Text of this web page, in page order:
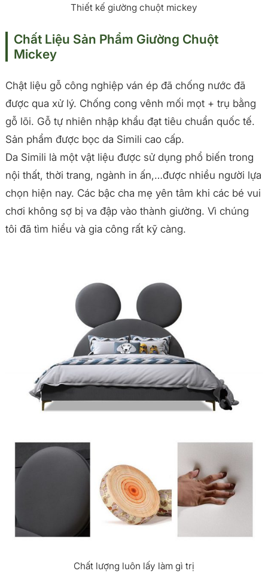
Thiết kế giường chuột mickey
Chất Liệu Sản Phẩm Giường Chuột
Mickey
Chật liệu gỗ công nghiệp ván ép đã chống nước đã
được qua xử lý. Chống cong vênh mối mọt + trụ bằng
gỗ lõi. Gỗ tự nhiên nhập khẩu đạt tiêu chuẩn quốc tế.
Sản phẩm được bọc da Simili cao cấp.
Da Simili là một vật liệu được sử dụng phổ biến trong
nội thất, thời trang, ngành in ấn,…được nhiều người lựa
chọn hiện nay. Các bậc cha mẹ yên tâm khi các bé vui
chơi không sợ bị va đập vào thành giường. Vì chúng
tôi đã tìm hiểu và gia công rất kỹ càng.
Chất lượng luôn lấy làm gì trị